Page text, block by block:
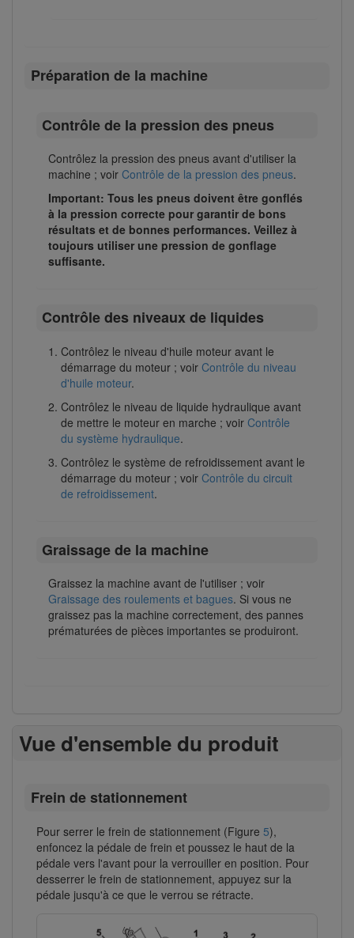
Préparation de la machine
Contrôle de la pression des pneus
Contrôlez la pression des pneus avant d'utiliser la
machine ; voir Contrôle de la pression des pneus.
Important: Tous les pneus doivent être gonflés
à la pression correcte pour garantir de bons
résultats et de bonnes performances. Veillez à
toujours utiliser une pression de gonflage
suffisante.
Contrôle des niveaux de liquides
Contrôlez le niveau d'huile moteur avant le
démarrage du moteur ; voirContrôle du niveau
d'huile moteur.
Contrôlez le niveau de liquide hydraulique avant
de mettre le moteur en marche ; voirContrôle
du système hydraulique.
Contrôlez le système de refroidissement avant le
démarrage du moteur ; voirContrôle du circuit
de refroidissement.
Graissage de la machine
Graissez la machine avant de l'utiliser ; voir
Graissage des roulements et bagues. Si vous ne
graissez pas la machine correctement, des pannes
prématurées de pièces importantes se produiront.
Vue d'ensemble du produit
Frein de stationnement
Pour serrer le frein de stationnement (Figure 5),
enfoncez la pédale de frein et poussez le haut de la
pédale vers l'avant pour la verrouiller en position. Pour
desserrer le frein de stationnement, appuyez sur la
pédale jusqu'à ce que le verrou se rétracte.